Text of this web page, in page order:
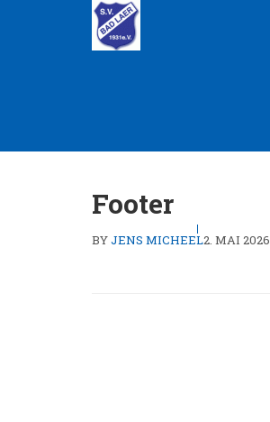
Skip
to
navigation
Skip
to
content
Footer
BYJENS MICHEEL2. MAI 2026